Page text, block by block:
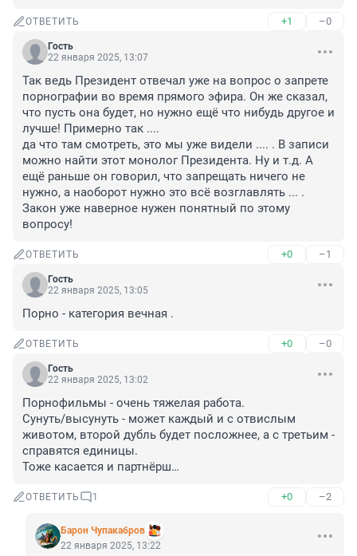
ОТВЕТИТЬ +1 –0
Гость
22 января 2025, 13:07
Так ведь Президент отвечал уже на вопрос о запрете
порнографии во время прямого эфира. Он же сказал,
что пусть она будет, но нужно ещё что нибудь другое и
лучше! Примерно так ....
да что там смотреть, это мы уже видели .... . В записи
можно найти этот монолог Президента. Ну и т.д. А
ещё раньше он говорил, что запрещать ничего не
нужно, а наоборот нужно это всё возглавлять ... .
Закон уже наверное нужен понятный по этому
вопросу!
ОТВЕТИТЬ +0 –1
Гость
22 января 2025, 13:05
Порно - категория вечная .
ОТВЕТИТЬ +0 –0
Гость
22 января 2025, 13:02
Порнофильмы - очень тяжелая работа.
Сунуть/высунуть - может каждый и с отвислым
животом, второй дубль будет посложнее, а с третьим -
справятся единицы.
Тоже касается и партнёрш…
ОТВЕТИТЬ 1 +0 –2
Барон Чупакабров
22 января 2025, 13:22